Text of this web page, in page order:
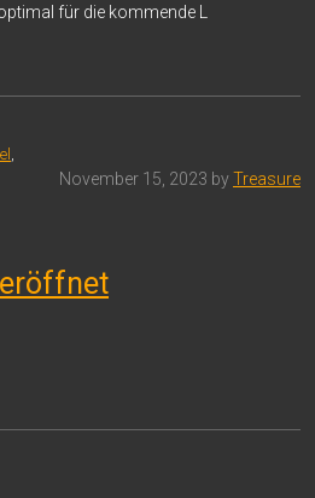
für die kommende L
,
November 15, 2023 byTreasure